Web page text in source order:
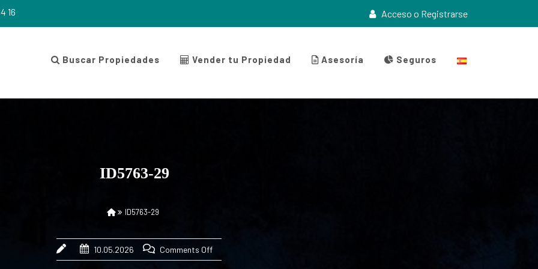
16 Acceso o Registrarse
Buscar Propiedades Vender tu Propiedad Asesoría Seguros
ID5763-29
ID5763-29
10.05.2026 Comments Off